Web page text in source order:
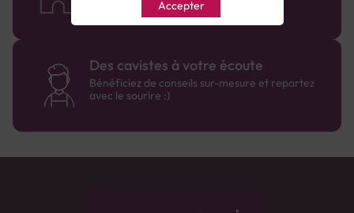
partout en France !
Des cavistes à votre écoute
Bénéficiez de conseils sur-mesure et repartez
avec le sourire :)
Accepter